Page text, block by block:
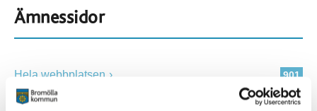
Ämnessidor
901
Hela webbplatsen